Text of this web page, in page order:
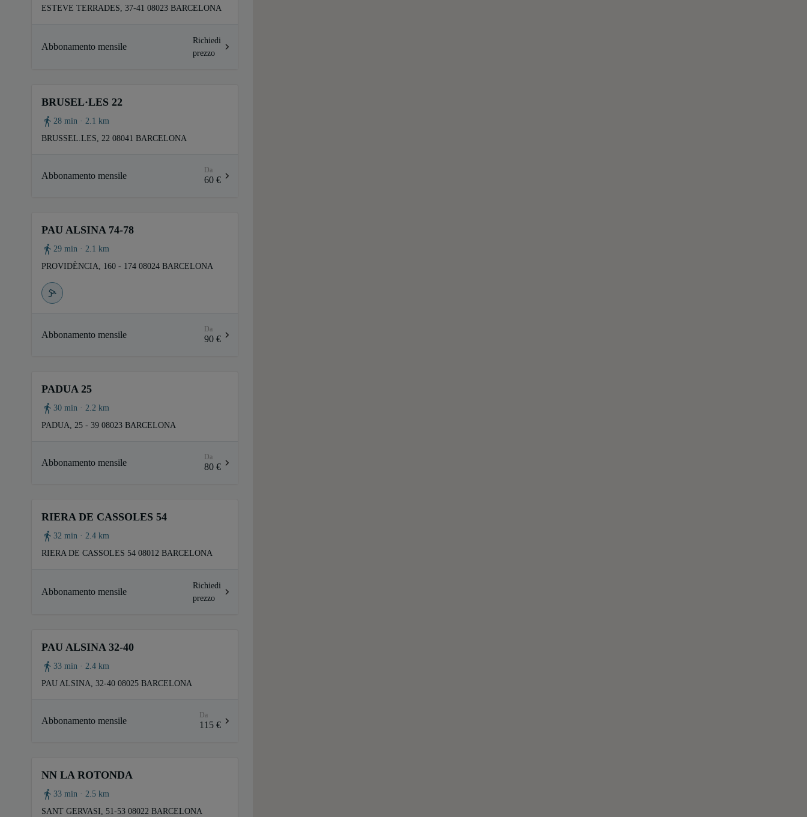
ESTEVE TERRADES, 37-41 08023 BARCELONA
Abbonamento mensile
Richiedi
prezzo
BRUSEL·LES 22
28 min · 2.1 km
BRUSSEL.LES, 22 08041 BARCELONA
Abbonamento mensile
Da
60 €
PAU ALSINA 74-78
29 min · 2.1 km
PROVIDÈNCIA, 160 - 174 08024 BARCELONA
Abbonamento mensile
Da
90 €
PADUA 25
30 min · 2.2 km
PADUA, 25 - 39 08023 BARCELONA
Abbonamento mensile
Da
80 €
RIERA DE CASSOLES 54
32 min · 2.4 km
RIERA DE CASSOLES 54 08012 BARCELONA
Abbonamento mensile
Richiedi
prezzo
PAU ALSINA 32-40
33 min · 2.4 km
PAU ALSINA, 32-40 08025 BARCELONA
Abbonamento mensile
Da
115 €
NN LA ROTONDA
33 min · 2.5 km
SANT GERVASI, 51-53 08022 BARCELONA